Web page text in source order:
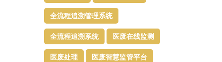
全流程追溯管理系统
全流程追溯系统 医废在线监测
医废处理 医废智慧监管平台​